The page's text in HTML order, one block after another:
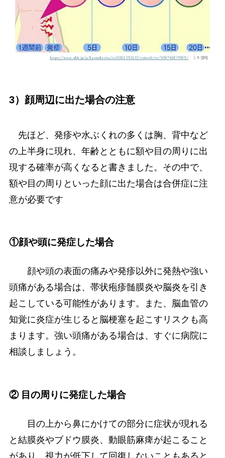
3）顔周辺に出た場合の注意
先ほど、発疹や水ぶくれの多くは胸、背中など
の上半身に現れ、年齢とともに額や目の周りに出
現する確率が高くなると書きました。その中で、
額や目の周りといった顔に出た場合は合併症に注
意が必要です
①顔や頭に発症した場合
顔や頭の表面の痛みや発疹以外に発熱や強い
頭痛がある場合は、帯状疱疹髄膜炎や脳炎を引き
起こしている可能性があります。また、脳血管の
知覚に炎症が生じると脳梗塞を起こすリスクも高
まります。強い頭痛がある場合は、すぐに病院に
相談しましょう。
② 目の周りに発症した場合
目の上から鼻にかけての部分に症状が現れる
と結膜炎やブドウ膜炎、動眼筋麻痺が起こること
があり、視力が低下して回復しないこともあると